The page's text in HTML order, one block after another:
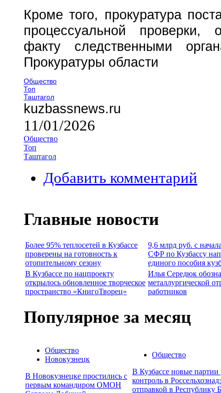
Кроме того, прокуратура
процессуальной проверки,
факту следственными
Прокуратуры области
Общество
Топ
Таштагол
kuzbassnews.ru
11/01/2026
Общество
Топ
Таштагол
Добавить комментарий
Главные новости
Более 95% теплосетей в Кузбассе
проверены на готовность к
отопительному сезону
9,6 млрд руб. с
СФР по Кузбассу
единого пособия
В Кузбассе по нацпроекту
открылось обновленное творческое
пространство «КнигоТворец»
Илья Середюк
металлургической
работников
Популярное за месяц
Общество
Новокузнецк
В Новокузнецке простились с
первым командиром ОМОН
Общество
В Кузбассе новые
контроль в
отправкой в Республику